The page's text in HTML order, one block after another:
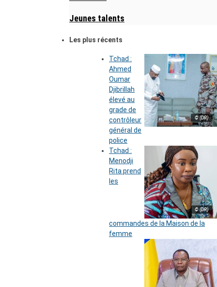
Jeunes talents
Les plus récents
© (DR)
Tchad :
Ahmed
Oumar
Djibrillah
élevé au
grade de
contrôleur
général de
police
© (DR)
Tchad :
Menodji
Rita prend
les
commandes de la Maison de la
femme